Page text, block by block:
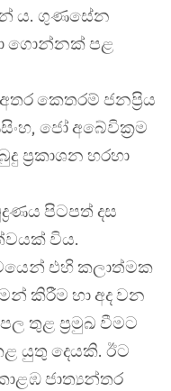
ය. ගුණසේන
ගොන්නක් පළ
කෙතරම් ජනප්‍රිය
ජෝ අබේවික්‍රම
ප්‍රකාශන හරහා
පිටපත් දස
විය.
එහි කලාත්මක
කිරීම හා අද වන
තුළ ප්‍රමුඛ වීමට
යුතු දෙයකි. ඊට
ජාත්‍යන්තර